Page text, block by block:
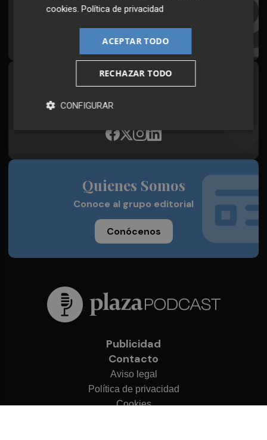
Todos los días a primera hora en tu email
Síguenos en redes
Plaza Podcast, desde cualquier medio
Quienes Somos
Conoce al grupo editorial
Conócenos
Publicidad
Contacto
Aviso legal
Política de privacidad
Cookies
cookies.Política de privacidad
ACEPTAR TODO
RECHAZAR TODO
CONFIGURAR